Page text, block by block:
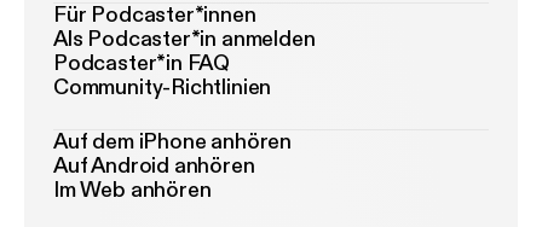
Für Podcaster*innen
Als Podcaster*in anmelden
Podcaster*in FAQ
Community-Richtlinien
Auf dem iPhone anhören
Auf Android anhören
Im Web anhören